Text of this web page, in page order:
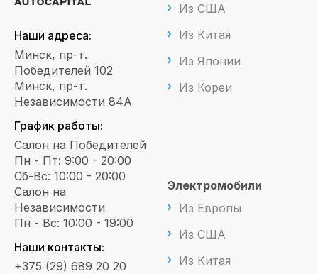
Наши адреса:
Минск, пр-т.
Победителей 102
Минск, пр-т.
Независимости 84А
График работы:
Салон на Победителей
Пн - Пт: 9:00 - 20:00
Сб-Вс: 10:00 - 20:00
Салон на
Независимости
Пн - Вс: 10:00 - 19:00
Наши контакты:
+375 (29) 689 20 20
Из США
Из Китая
Из Японии
Из Кореи
Электромобили
Из Европы
Из США
Из Китая